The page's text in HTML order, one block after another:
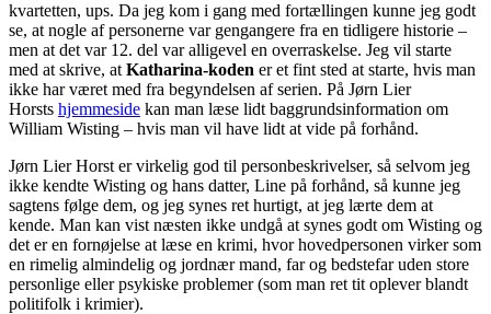
kvartetten, ups. Da jeg kom i gang med fortællingen kunne jeg godt
se, at nogle af personerne var gengangere fra en tidligere historie –
men at det var 12. del var alligevel en overraskelse. Jeg vil starte
med at skrive, at Katharina-koden er et fint sted at starte, hvis man
ikke har været med fra begyndelsen af serien. På Jørn Lier
Horsts hjemmeside kan man læse lidt baggrundsinformation om
William Wisting – hvis man vil have lidt at vide på forhånd.
Jørn Lier Horst er virkelig god til personbeskrivelser, så selvom jeg
ikke kendte Wisting og hans datter, Line på forhånd, så kunne jeg
sagtens følge dem, og jeg synes ret hurtigt, at jeg lærte dem at
kende. Man kan vist næsten ikke undgå at synes godt om Wisting og
det er en fornøjelse at læse en krimi, hvor hovedpersonen virker som
en rimelig almindelig og jordnær mand, far og bedstefar uden store
personlige eller psykiske problemer (som man ret tit oplever blandt
politifolk i krimier).